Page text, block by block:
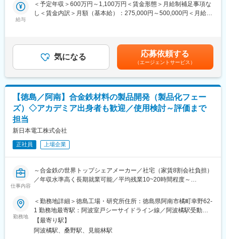
制度を活用しながら、自らのキャリアビジョンを実現することが
できます。また、将来的には他部門への異動や昇進の機会も豊富
す。創業135年以上の歴史と強固な経営基盤を持ち、「Innovation
for Wellbeing」を掲げ、社会に貢献する新たな商品やサービスを
提供しています。社員一人ひとりが多様性を認め合い、個の強み
を最大限発揮できる環境が整っています。
変更の範囲：会社の定める業務
■職務概要：
としてもコンプライアンスの強化は経営戦略の一つであるため、
会社全体から見ても重要なポジションとなります。
業拠点の統制水準全般や募集品質の向上を図る
・営業拠点の統制環境（コミュニケーション、営業拠点経営、ガ
バナンス、ファシリティ等）の改善（向上）への関与
・新契約のチェック、契約管理(無効、解約、失効など)の確認
・不適切事象の再発防止策の策定指導、定着状況確認
・経営への提言を含め、会社全体の内部管理態勢強化やリスクカ
ルチャーの醸成に貢献する 等
■当社の特徴：
高い健全性を基盤にオーダーメイドの生命保険を提供し継続的に
成長！
当社は現在、約9,079名 （うちライフプランナー5,338 名）の社員
給与
＜予定年収＞600万円～1,100万円＜賃金形態＞月給制補足事項な
し＜賃金内訳＞月額（基本給）：275,000円～500,000円＜月給＞
る可能性があります。月給(月額)は固定手当を含めた表記です。
気になる 応募依頼する
（エージェントサービス）
【徳島／阿南】合金鉄材料の製品開発（製品化フェー
ズ）◇アカデミア出身者も歓迎／使用検討～評価まで
担当
新日本電工株式会社
正社員 上場企業
仕事内容
～合金鉄の世界トップシェアメーカー／社宅（家賃8割会社負担）
／年収水準高く長期就業可能／平均残業10~20時間程度～
■業務内容
当社合金鉄の製品開発担当として、既存製品の改良にあたって各
種高性能試験装置を駆使しながら顧客ニーズに沿う製品の開発を
行っていただきます。合金鉄は鉄鋼を製造時に含ませることで、
鉄鋼に加工性を与えたり、炭素濃度を低くしたり等鉄鋼の製造に
勤務地
＜勤務地詳細＞徳島工場・研究所住所：徳島県阿南市橘町幸野62-
1 勤務地最寄駅：阿波室戸シーサイドライン線／阿波橘駅受動喫
煙対策：屋内全面禁煙変更の範囲：会社の定める事業所（リモー
トワーク含む）
【最寄り駅】
阿波橘駅、桑野駅、見能林駅